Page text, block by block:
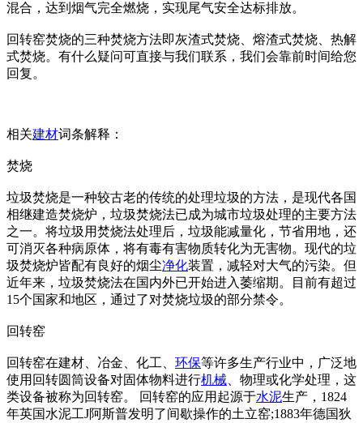
混合，达到烟气完全燃烧，实现尾气安全达标排放。
回转窑焚烧的三种焚烧方法即灰渣式焚烧、熔渣式焚烧、热解
式焚烧。有什么疑问可直接与我们联系，我们会靠前时间给您
回复。
相关建材词条解释：
焚烧
垃圾焚烧是一种较古老的传统的处理垃圾的方法，是现代各国
相继建造焚烧炉，垃圾焚烧法已成为城市垃圾处理的主要方法
之一。将垃圾用焚烧法处理后，垃圾能减量化，节省用地，还
可消灭各种病原体，将有毒有害物质转化为无害物。现代的垃
圾焚烧炉皆配有良好的烟尘净化装置，减轻对大气的污染。但
近年来，垃圾焚烧法在国内外已开始进入萎缩期。目前有超过
15个国家和地区，通过了对焚烧垃圾的部分禁令。
回转窑
回转窑在建材、冶金、化工、 环保等许多生产行业中，广泛地
使用回转圆筒设备对固体物料进行机械 、物理或化学处理，这
类设备被称为回转窑。 回转窑的应用起源于水泥生产，1824
年英国水泥工J阿斯普发明了间歇操作的土立窑;1883年德国狄